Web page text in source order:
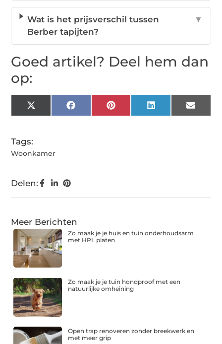
Wat is het prijsverschil tussen
Berber tapijten?
▼
Goed artikel? Deel hem dan
op:
X
(Twitter)
FacebookPinterestLinkedIn Email
Tags:
Woonkamer
Delen:
Meer Berichten
Zo maak je je huis en tuin onderhoudsarm
met HPL platen
Zo maak je je tuin hondproof met een
natuurlijke omheining
Open trap renoveren zonder breekwerk en
met meer grip